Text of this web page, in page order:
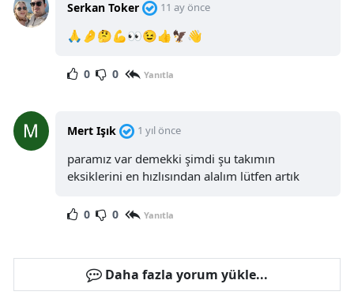
Serkan Toker 11 ay önce
🙏🤌🤔💪👀😉👍🦅👋
0 0 Yanıtla
Mert Işık 1 yıl önce
paramız var demekki şimdi şu takımın
eksiklerini en hızlısından alalım lütfen artık
0 0 Yanıtla
Daha fazla yorum yükle...